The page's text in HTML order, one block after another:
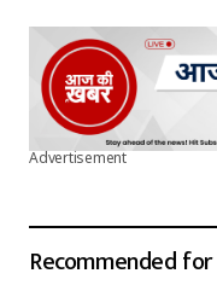
Advertisement
Recommended for